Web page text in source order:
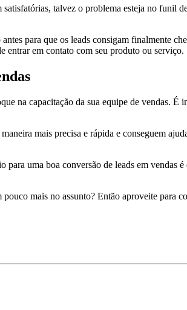
satisfatórias, talvez o problema esteja no funil
para que os leads consigam finalmente
entrar em contato com seu produto ou serviço.
na capacitação da sua equipe de vendas.
mais precisa e rápida e conseguem
para uma boa conversão de leads em vendas
mais no assunto? Então aproveite para